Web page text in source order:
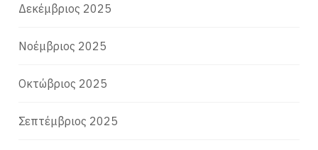
Δεκέμβριος 2025
Νοέμβριος 2025
Οκτώβριος 2025
Σεπτέμβριος 2025